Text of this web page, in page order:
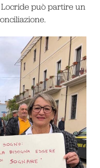
può partire un